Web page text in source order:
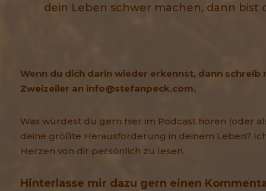
dein Leben schwer machen, dann bist
Wenn du dich darin wieder erkennst, dann schreib
Zweizeiler an info@stefanpeck.com.
Was würdest du gern hier im Podcast hören (oder
deine größte Herausforderung in deinem Leben?
Herzen von dir persönlich zu lesen.
Hinterlasse mir dazu gern einen